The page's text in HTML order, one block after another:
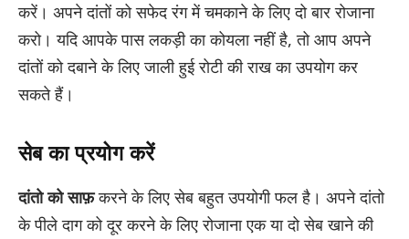
करें। अपने दांतों को सफेद रंग में चमकाने के लिए दो बार रोजाना
करो। यदि आपके पास लकड़ी का कोयला नहीं है, तो आप अपने
दांतों को दबाने के लिए जाली हुई रोटी की राख का उपयोग कर
सकते हैं।
सेब का प्रयोग करें
दांतो को साफ़करने के लिए सेब बहुत उपयोगी फल है। अपने दांतो
के पीले दाग को दूर करने के लिए रोजाना एक या दो सेब खाने की